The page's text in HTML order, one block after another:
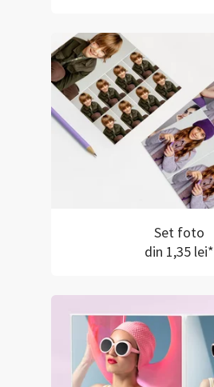
Set foto
din 1,35 lei*